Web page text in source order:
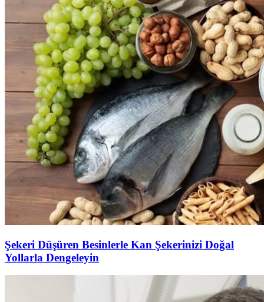
Şekeri Düşüren Besinlerle Kan Şekerinizi Doğal
Yollarla Dengeleyin